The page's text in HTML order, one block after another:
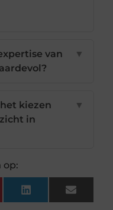
van
▼
kiezen
in
▼
op:
LinkedInEmail